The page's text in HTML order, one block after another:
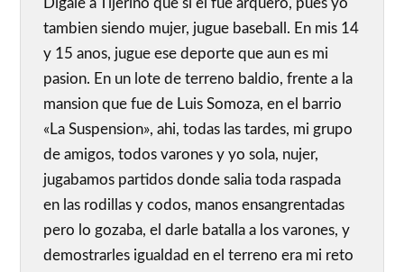
Digale a Tijerino que si el fue arquero, pues yo
tambien siendo mujer, jugue baseball. En mis 14
y 15 anos, jugue ese deporte que aun es mi
pasion. En un lote de terreno baldio, frente a la
mansion que fue de Luis Somoza, en el barrio
«La Suspension», ahi, todas las tardes, mi grupo
de amigos, todos varones y yo sola, nujer,
jugabamos partidos donde salia toda raspada
en las rodillas y codos, manos ensangrentadas
pero lo gozaba, el darle batalla a los varones, y
demostrarles igualdad en el terreno era mi reto